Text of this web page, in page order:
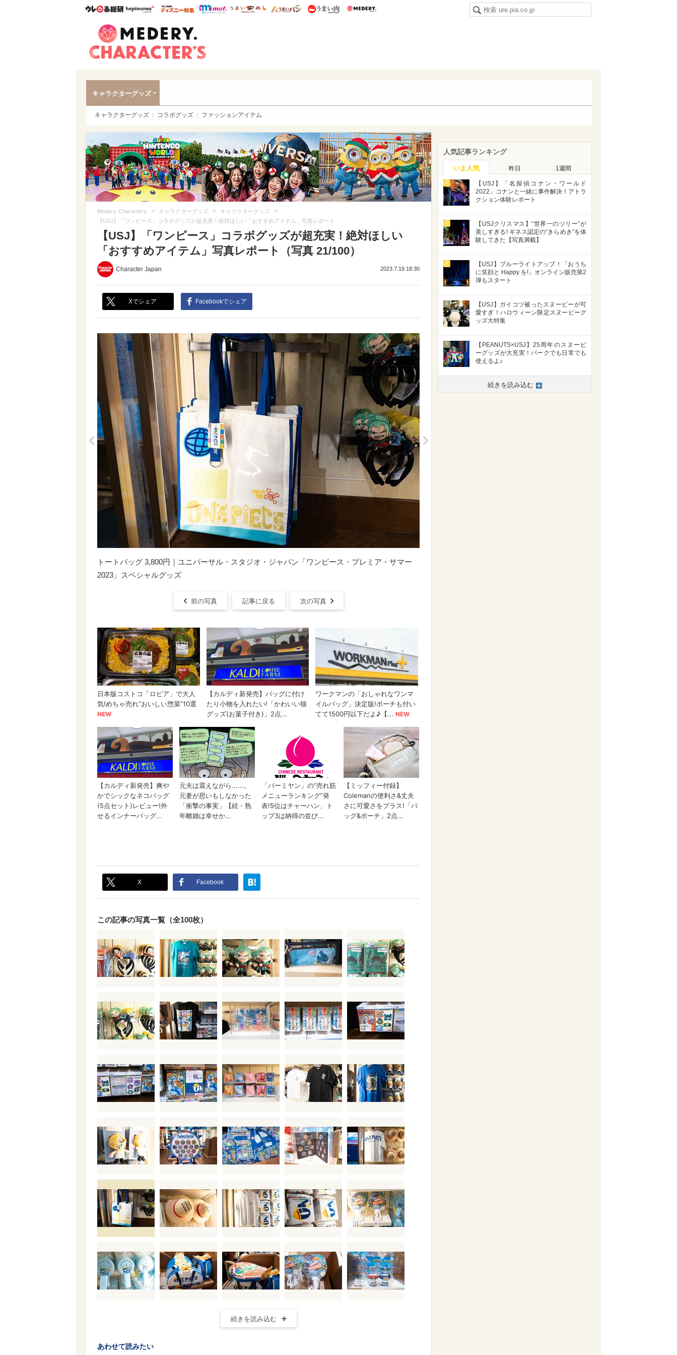
ウレぴあ総研ハピママ* ウレぴあ総研 ディズニー特集
mimot. うまいめし うまいパン うまい肉
キャラクターグッズ
キャラクターグッズ コラボグッズ ファッションアイテム
Medery. Character's > キャラクターグッズ > キャラクターグッズ >
【USJ】「ワンピース」コラボグッズが超充実！絶対ほしい「おすすめアイテム」写真レポート
【USJ】「ワンピース」コラボグッズが超充実！絶対ほしい
「おすすめアイテム」写真レポート（写真 21/100）
Character Japan 2023.7.19 18:30
Xでシェア Facebookでシェア
トートバッグ 3,800円｜ユニバーサル・スタジオ・ジャパン「ワンピース・プレミア・サマー
2023」スペシャルグッズ
前の写真 記事に戻る 次の写真
X Facebook
この記事の写真一覧（全100枚）
続きを読み込む
あわせて読みたい
人気記事ランキング
いま人気 昨日 1週間
1
【USJ】「名探偵コナン・ワールド
2022」コナンと一緒に事件解決！アトラ
クション体験レポート
2
【USJクリスマス】“世界一のツリー”が
美しすぎる! ギネス認定の“きらめき”を体
験してきた【写真満載】
3
【USJ】ブルーライトアップ！「おうち
に笑顔と Happy を!」オンライン販売第2
弾もスタート
4
【USJ】ガイコツ被ったスヌーピーが可
愛すぎ！ハロウィーン限定スヌーピーグ
ッズ大特集
5
【PEANUTS×USJ】25周年のスヌーピ
ーグッズが大充実！パークでも日常でも
使えるよ♪
続きを読み込む